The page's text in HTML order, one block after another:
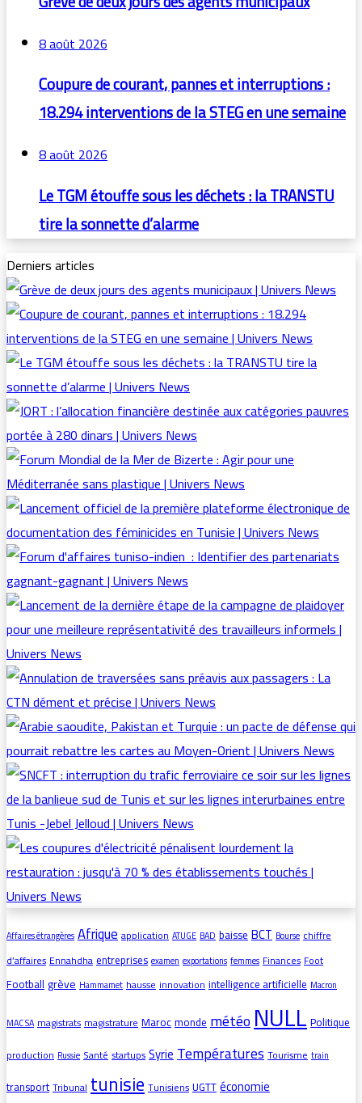
8 août 2026
Coupure de courant, pannes et interruptions :
18.294 interventions de la STEG en une semaine
8 août 2026
Le TGM étouffe sous les déchets : la TRANSTU
tire la sonnette d’alarme
Derniers articles
Affaires étrangères Afriqueapplication ATUGE BAD baisseBCT Bourse chiffre
d’affairesEnnahdhaentreprises examen exportations femmes FinancesFoot
Footballgrève Hammamet hausseinnovationintelligence artificielle Macron
MAC SA magistratsmagistratureMarocmondemétéoNULLPolitique
production Russie SantéstartupsSyrieTempératuresTourisme train
transportTribunaltunisieTunisiensUGTTéconomie